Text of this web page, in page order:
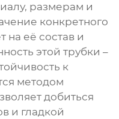
размерам и
конкретного
на её состав и
этой трубки –
к
методом
добиться
и гладкой